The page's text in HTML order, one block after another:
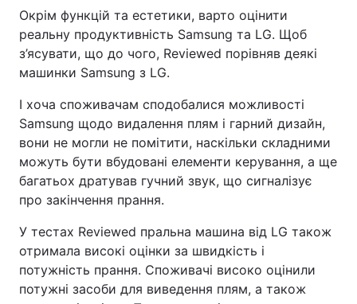
Окрім функцій та естетики, варто оцінити
реальну продуктивність Samsung та LG. Щоб
з’ясувати, що до чого, Reviewed порівняв деякі
машинки Samsung з LG.
І хоча споживачам сподобалися можливості
Samsung щодо видалення плям і гарний дизайн,
вони не могли не помітити, наскільки складними
можуть бути вбудовані елементи керування, а ще
багатьох дратував гучний звук, що сигналізує
про закінчення прання.
У тестах Reviewed пральна машина від LG також
отримала високі оцінки за швидкість і
потужність прання. Споживачі високо оцінили
потужні засоби для виведення плям, а також